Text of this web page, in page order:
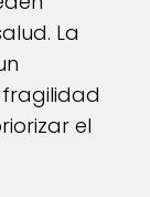
La
el